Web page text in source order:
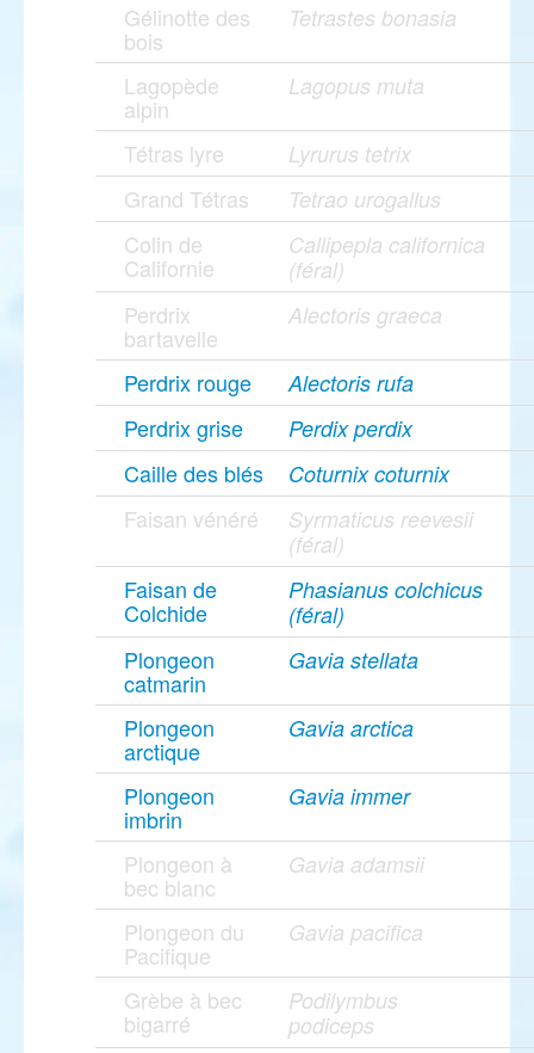
Gélinotte des
bois
Tetrastes bonasia
Lagopède
alpin
Lagopus muta
Tétras lyre Lyrurus tetrix
Grand Tétras Tetrao urogallus
Colin de
Californie
Callipepla californica
(féral)
Perdrix
bartavelle
Alectoris graeca
Perdrix rouge Alectoris rufa
Perdrix grise Perdix perdix
Caille des blés Coturnix coturnix
Faisan vénéré
Syrmaticus reevesii
(féral)
Faisan de
Colchide
Phasianus colchicus
(féral)
Plongeon
catmarin
Gavia stellata
Plongeon
arctique
Gavia arctica
Plongeon
imbrin
Gavia immer
Plongeon à
bec blanc
Gavia adamsii
Plongeon du
Pacifique
Gavia pacifica
Grèbe à bec
bigarré
Podilymbus
podiceps